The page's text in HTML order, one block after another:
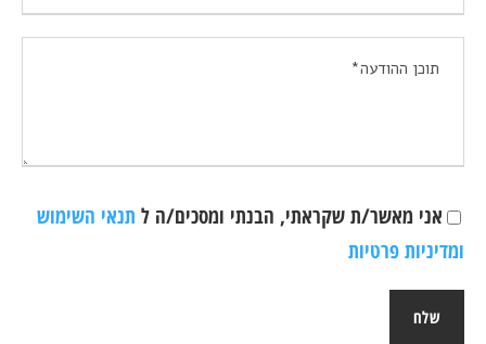
אני מאשר/ת שקראתי, הבנתי ומסכים/ה ל תנאי השימוש
ומדיניות פרטיות